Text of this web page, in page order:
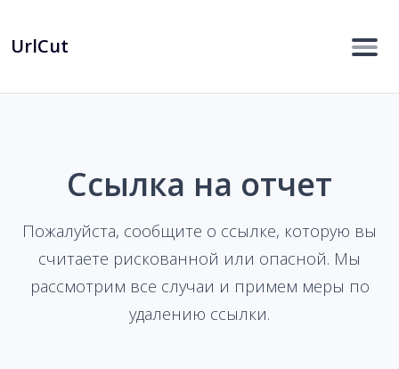
UrlCut
Ссылка на отчет
Пожалуйста, сообщите о ссылке, которую вы
считаете рискованной или опасной. Мы
рассмотрим все случаи и примем меры по
удалению ссылки.